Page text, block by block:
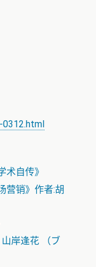
0312.html
术自传》
营销》作者:胡
岸逢花 （ブ